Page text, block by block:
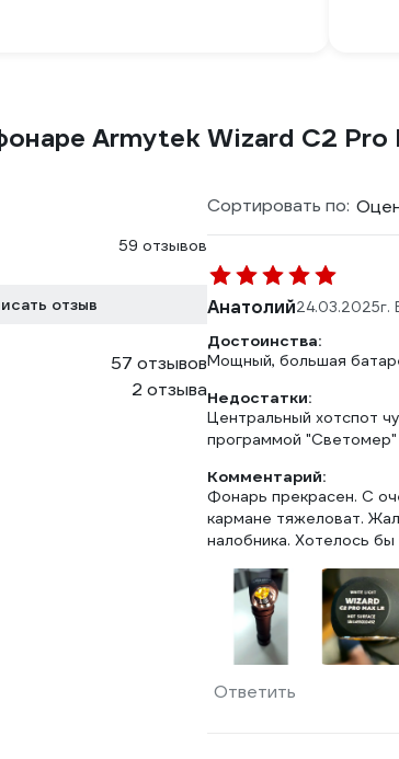
Armytek Wizard C2
59 отзывов
отзыв
57 отзывов
2 отзыва
Сортировать по:
Анатолий24.03.2025г.
Достоинства:
Мощный, большая
Недостатки:
Центральный хотспот
программой "Светомер"
Комментарий:
Фонарь прекрасен. С
кармане тяжеловат.
налобника. Хотелось
Ответить